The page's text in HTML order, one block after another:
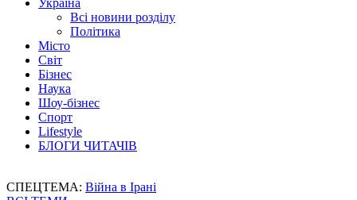
Україна
Всі новини розділу
Політика
Місто
Світ
Бізнес
Наука
Шоу-бізнес
Спорт
Lifestyle
БЛОГИ ЧИТАЧІВ
СПЕЦТЕМА: Війна в Ірані